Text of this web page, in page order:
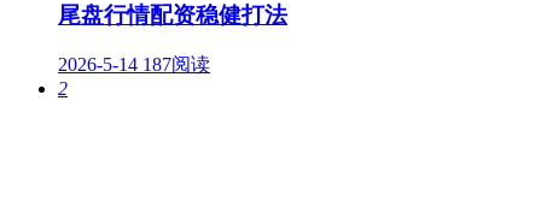
尾盘行情配资稳健打法
2026-5-14 187阅读
2